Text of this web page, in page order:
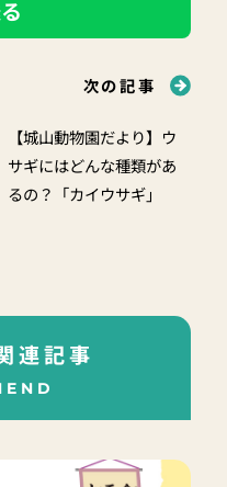
次の記事
【城山動物園だより】ウ
サギにはどんな種類があ
るの？「カイウサギ」
連記事